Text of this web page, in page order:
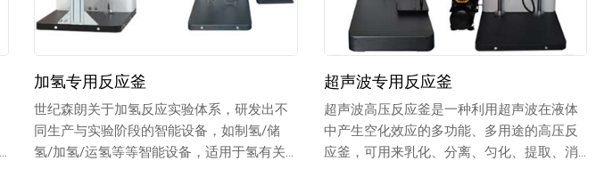
加氢专用反应釜
世纪森朗关于加氢反应实验体系，研发出不
同生产与实验阶段的智能设备，如制氢/储
氢/加氢/运氢等等智能设备，适用于氢有关
超声波专用反应釜
超声波高压反应釜是一种利用超声波在液体
中产生空化效应的多功能、多用途的高压反
应釜，可用来乳化、分离、匀化、提取、消